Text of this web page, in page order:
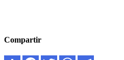
Compartir